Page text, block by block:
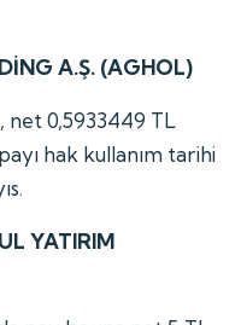
A.Ş. (AGHOL)
net 0,5933449 TL
hak kullanım tarihi
YATIRIM